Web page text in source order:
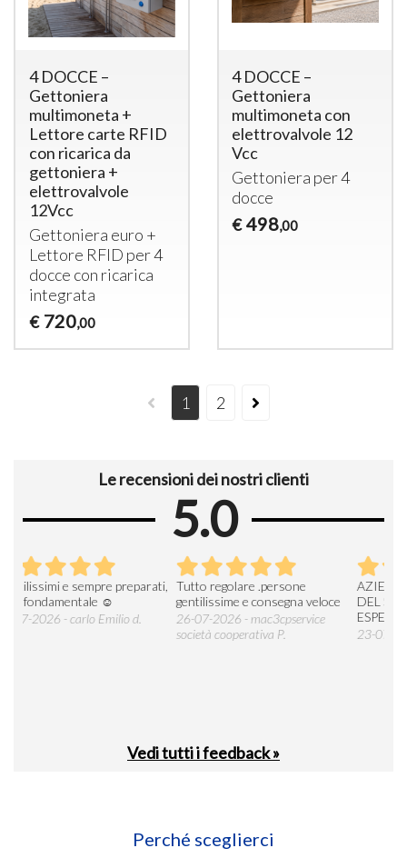
4 DOCCE –
Gettoniera
multimoneta +
Lettore carte RFID
con ricarica da
gettoniera +
elettrovalvole
12Vcc
Gettoniera euro +
Lettore RFID per 4
docce con ricarica
integrata
€ 720,00
4 DOCCE –
Gettoniera
multimoneta con
elettrovalvole 12
Vcc
Gettoniera per 4
docce
€ 498,00
1 2
Le recensioni dei nostri clienti
5.0
Tutto regolare .persone
gentilissime e consegna veloce
26-07-2026 - mac3cpservice
AZIENDA DI RIFERIMENTO
DEL SETTORE OTTIMA
ESPERIENZA
23-07-2026 - Giuseppe P.
Vedi tutti i feedback »
Perché sceglierci